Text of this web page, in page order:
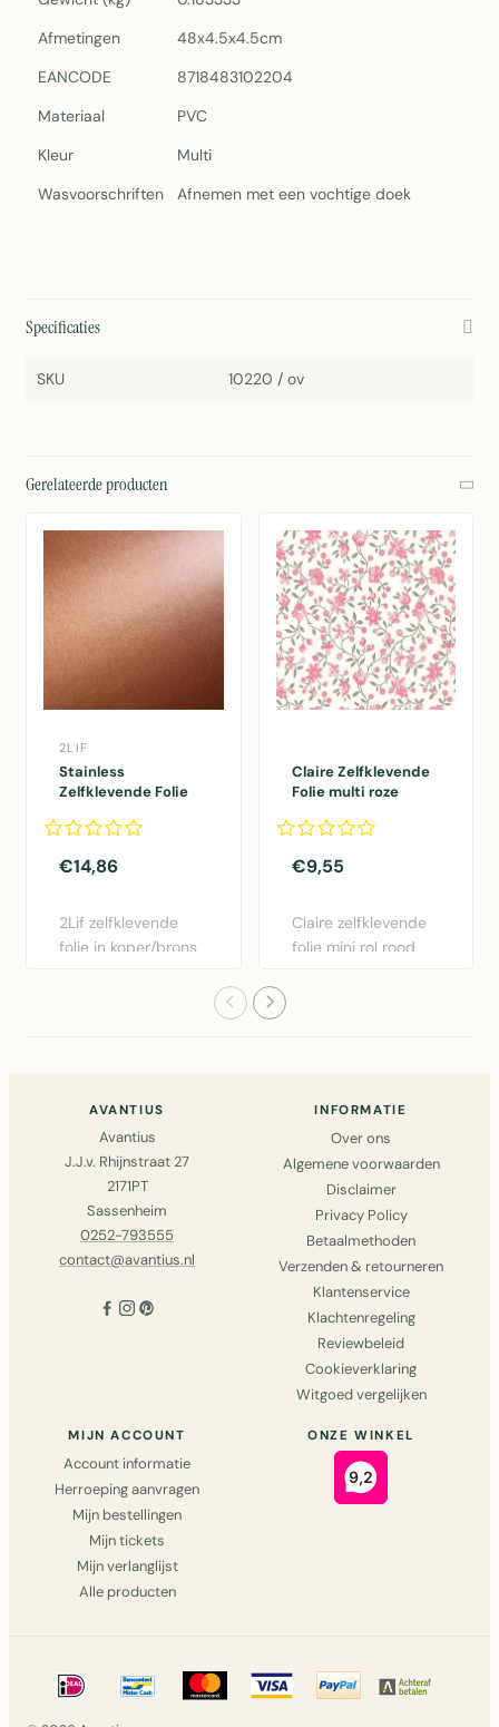
Afmetingen
48x4.5x4.5cm
EANCODE
8718483102204
Materiaal
PVC
Kleur
Multi
Wasvoorschriften
Afnemen met een vochtige doek
Specificaties
SKU 10220 / ov
Gerelateerde producten
2LIF
Stainless
Zelfklevende Folie
45cmx1,5mtr
€14,86
2Lif zelfklevende
folie in koper/brons
Claire Zelfklevende
Folie multi roze
€9,55
Claire zelfklevende
folie mini rol rood
AVANTIUS
Avantius
J.J.v. Rhijnstraat 27
2171PT
Sassenheim
0252-793555
contact@avantius.nl
INFORMATIE
Over ons
Algemene voorwaarden
Disclaimer
Privacy Policy
Betaalmethoden
Verzenden & retourneren
Klantenservice
Klachtenregeling
Reviewbeleid
Cookieverklaring
Witgoed vergelijken
MIJN ACCOUNT
Account informatie
Herroeping aanvragen
Mijn bestellingen
Mijn tickets
Mijn verlanglijst
Alle producten
ONZE WINKEL